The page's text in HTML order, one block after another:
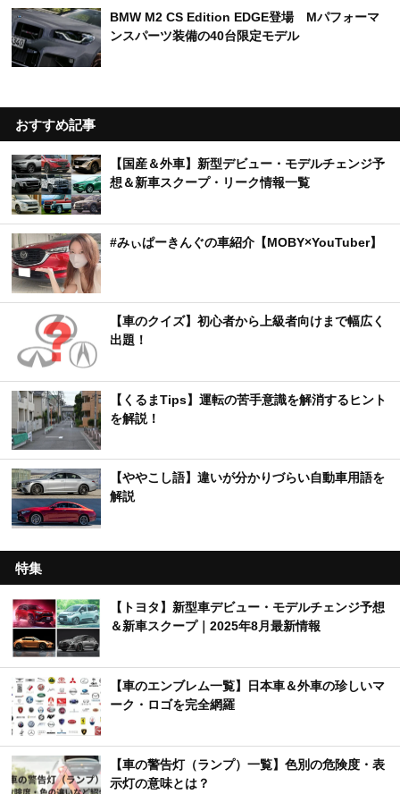
BMW M2 CS Edition EDGE登場 Mパフォーマ
ンスパーツ装備の40台限定モデル
おすすめ記事
【国産＆外車】新型デビュー・モデルチェンジ予
想＆新車スクープ・リーク情報一覧
#みぃぱーきんぐの車紹介【MOBY×YouTuber】
【車のクイズ】初心者から上級者向けまで幅広く
出題！
【くるまTips】運転の苦手意識を解消するヒント
を解説！
【ややこし語】違いが分かりづらい自動車用語を
解説
特集
【トヨタ】新型車デビュー・モデルチェンジ予想
＆新車スクープ｜2025年8月最新情報
【車のエンブレム一覧】日本車＆外車の珍しいマ
ーク・ロゴを完全網羅
【車の警告灯（ランプ）一覧】色別の危険度・表
示灯の意味とは？